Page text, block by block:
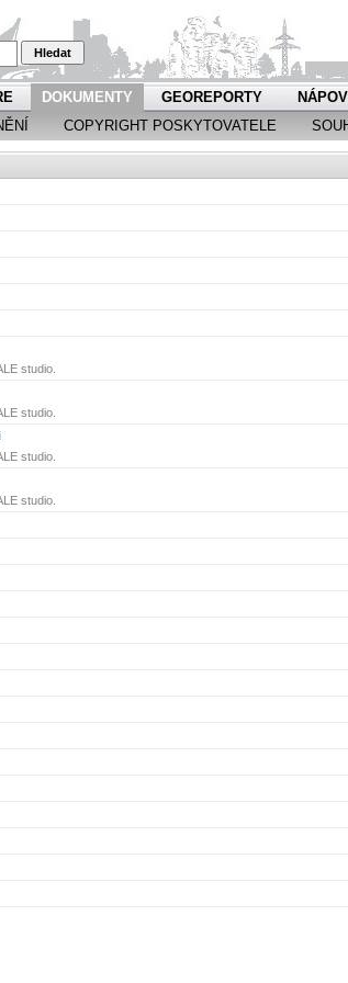
Hledat
DOKUMENTY GEOREPORTY
COPYRIGHT POSKYTOVATELE
studio.
studio.
studio.
studio.